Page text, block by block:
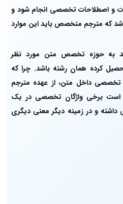
و اصطلاحات تخصصی انجام شود و
که مترجم متخصص باید این موارد
به حوزه تخصص متن مورد نظر
کرده همان رشته باشد. چرا که
تخصصی داخل متن، از عهده مترجم
برخی واژگان تخصصی در یک
و در زمینه دیگر معنی دیگری